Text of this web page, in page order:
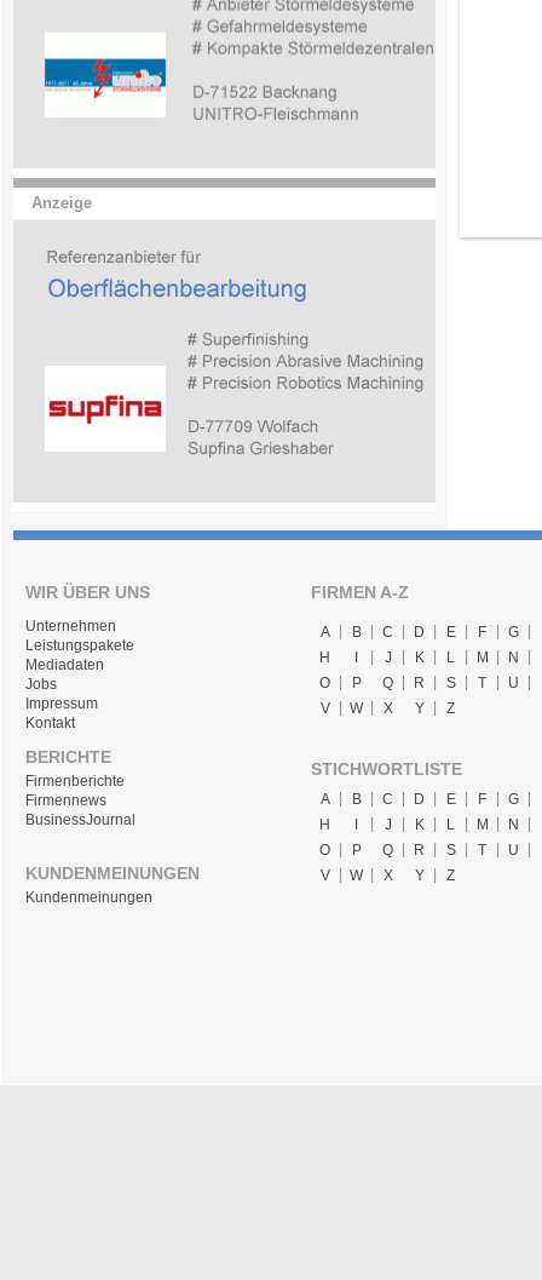
Anzeige
WIR ÜBER UNS
Unternehmen
Leistungspakete
Mediadaten
Jobs
Impressum
Kontakt
BERICHTE
Firmenberichte
Firmennews
BusinessJournal
KUNDENMEINUNGEN
Kundenmeinungen
FIRMEN A-Z
A B C D E F
G
H
J K L M
N
O
P Q R S T
U
V
W X Y Z
STICHWORTLISTE
A B C D E F
G
H
J K L M
N
O
P Q R S T
U
V
W X Y Z